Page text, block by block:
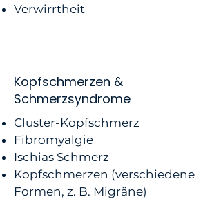
Verwirrtheit
Kopfschmerzen &
Schmerzsyndrome
Cluster-Kopfschmerz
Fibromyalgie
Ischias Schmerz
Kopfschmerzen (verschiedene
Formen, z. B. Migräne)